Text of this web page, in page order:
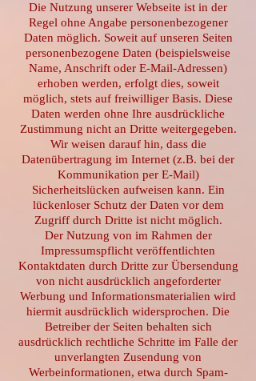
Die Nutzung unserer Webseite ist in der
Regel ohne Angabe personenbezogener
Daten möglich. Soweit auf unseren Seiten
personenbezogene Daten (beispielsweise
Name, Anschrift oder E-Mail-Adressen)
erhoben werden, erfolgt dies, soweit
möglich, stets auf freiwilliger Basis. Diese
Daten werden ohne Ihre ausdrückliche
Zustimmung nicht an Dritte weitergegeben.
Wir weisen darauf hin, dass die
Datenübertragung im Internet (z.B. bei der
Kommunikation per E-Mail)
Sicherheitslücken aufweisen kann. Ein
lückenloser Schutz der Daten vor dem
Zugriff durch Dritte ist nicht möglich.
Der Nutzung von im Rahmen der
Impressumspflicht veröffentlichten
Kontaktdaten durch Dritte zur Übersendung
von nicht ausdrücklich angeforderter
Werbung und Informationsmaterialien wird
hiermit ausdrücklich widersprochen. Die
Betreiber der Seiten behalten sich
ausdrücklich rechtliche Schritte im Falle der
unverlangten Zusendung von
Werbeinformationen, etwa durch Spam-